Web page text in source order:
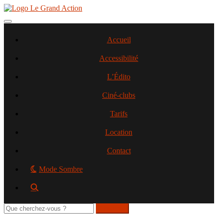
Aller
contenu
Toggle navigation
Accueil
Accessibilité
L’Édito
Ciné-clubs
Tarifs
Location
Contact
Mode Sombre
Rechercher
sur